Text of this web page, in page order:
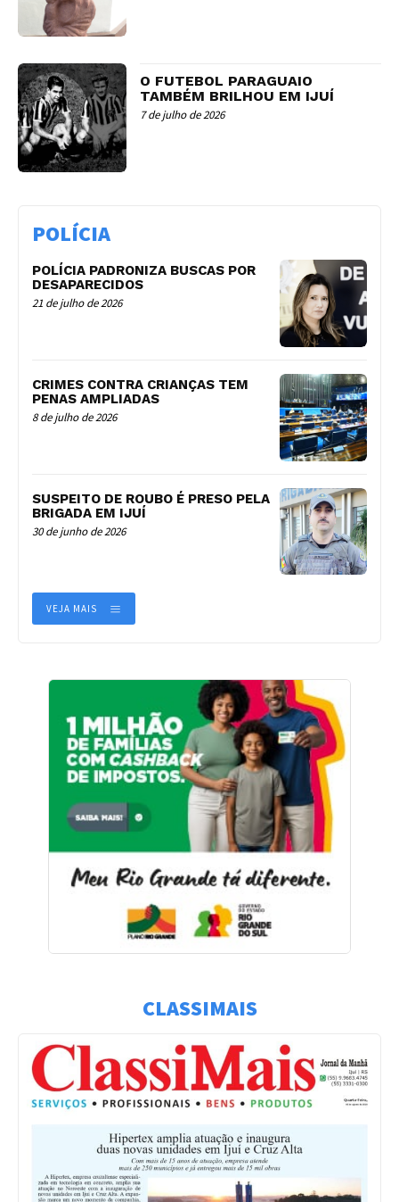
O FUTEBOL PARAGUAIO
TAMBÉM BRILHOU EM IJUÍ
7 de julho de 2026
POLÍCIA
POLÍCIA PADRONIZA BUSCAS POR
DESAPARECIDOS
21 de julho de 2026
CRIMES CONTRA CRIANÇAS TEM
PENAS AMPLIADAS
8 de julho de 2026
SUSPEITO DE ROUBO É PRESO PELA
BRIGADA EM IJUÍ
30 de junho de 2026
VEJA MAIS
CLASSIMAIS